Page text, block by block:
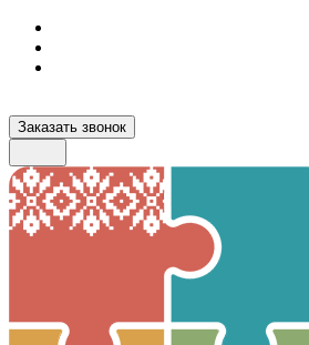
Заказать звонок